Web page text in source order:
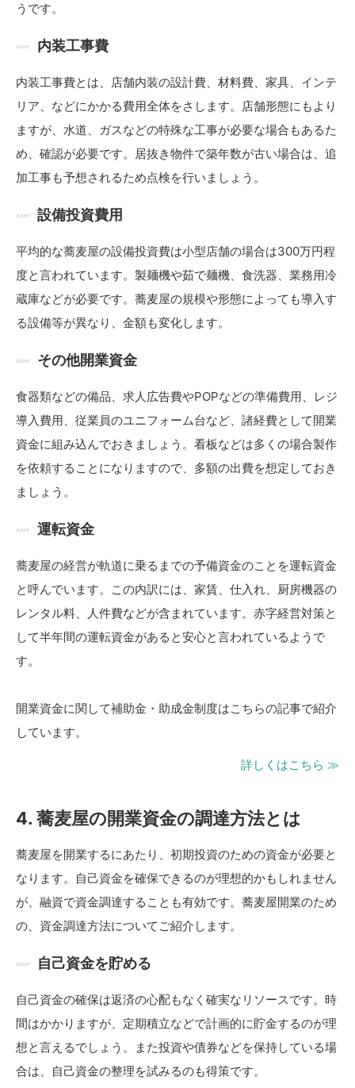
うです。
内装工事費
内装工事費とは、店舗内装の設計費、材料費、家具、インテ
リア、などにかかる費用全体をさします。店舗形態にもより
ますが、水道、ガスなどの特殊な工事が必要な場合もあるた
め、確認が必要です。居抜き物件で築年数が古い場合は、追
加工事も予想されるため点検を行いましょう。
設備投資費用
平均的な蕎麦屋の設備投資費は小型店舗の場合は300万円程
度と言われています。製麺機や茹で麺機、食洗器、業務用冷
蔵庫などが必要です。蕎麦屋の規模や形態によっても導入す
る設備等が異なり、金額も変化します。
その他開業資金
食器類などの備品、求人広告費やPOPなどの準備費用、レジ
導入費用、従業員のユニフォーム台など、諸経費として開業
資金に組み込んでおきましょう。看板などは多くの場合製作
を依頼することになりますので、多額の出費を想定しておき
ましょう。
運転資金
蕎麦屋の経営が軌道に乗るまでの予備資金のことを運転資金
と呼んでいます。この内訳には、家賃、仕入れ、厨房機器の
レンタル料、人件費などが含まれています。赤字経営対策と
して半年間の運転資金があると安心と言われているようで
す。
開業資金に関して補助金・助成金制度はこちらの記事で紹介
しています。
詳しくはこちら ≫
4. 蕎麦屋の開業資金の調達方法とは
蕎麦屋を開業するにあたり、初期投資のための資金が必要と
なります。自己資金を確保できるのが理想的かもしれません
が、融資で資金調達することも有効です。蕎麦屋開業のため
の、資金調達方法についてご紹介します。
自己資金を貯める
自己資金の確保は返済の心配もなく確実なリソースです。時
間はかかりますが、定期積立などで計画的に貯金するのが理
想と言えるでしょう。また投資や債券などを保持している場
合は、自己資金の整理を試みるのも得策です。